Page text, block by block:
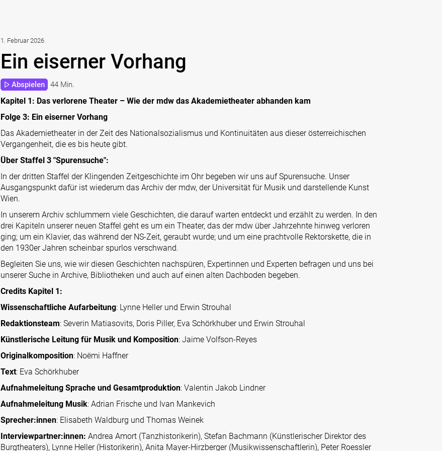
1. Februar 2026
Ein eiserner Vorhang
Abspielen 44 Min.
Kapitel 1: Das verlorene Theater – Wie der mdw das Akademietheater abhanden kam
Folge 3: Ein eiserner Vorhang
Das Akademietheater in der Zeit des Nationalsozialismus und Kontinuitäten aus dieser österreichischen
Vergangenheit, die es bis heute gibt.
Über Staffel 3 "Spurensuche":
In der dritten Staffel der Klingenden Zeitgeschichte im Ohr begeben wir uns auf Spurensuche. Unser
Ausgangspunkt dafür ist wiederum das Archiv der mdw, der Universität für Musik und darstellende Kunst
Wien.
In unserem Archiv schlummern viele Geschichten, die darauf warten entdeckt und erzählt zu werden. In den
drei Kapiteln unserer neuen Staffel geht es um ein Theater, das der mdw über Jahrzehnte hinweg verloren
ging; um ein Klavier, das während der NS-Zeit, geraubt wurde; und um eine prachtvolle Rektorskette, die in
den 1930er Jahren scheinbar spurlos verschwand.
Begleiten Sie uns, wie wir diesen Geschichten nachspüren, Expertinnen und Experten befragen und uns bei
unserer Suche in Archive, Bibliotheken und auch auf einen alten Dachboden begeben.
Credits Kapitel 1:
Wissenschaftliche Aufarbeitung: Lynne Heller und Erwin Strouhal
Redaktionsteam: Severin Matiasovits, Doris Piller, Eva Schörkhuber und Erwin Strouhal
Künstlerische Leitung für Musik und Komposition: Jaime Volfson-Reyes
Originalkomposition: Noëmi Haffner
Text: Eva Schörkhuber
Aufnahmeleitung Sprache und Gesamtproduktion: Valentin Jakob Lindner
Aufnahmeleitung Musik: Adrian Frische und Ivan Mankevich
Sprecher:innen: Elisabeth Waldburg und Thomas Weinek
Interviewpartner:innen: Andrea Amort (Tanzhistorikerin), Stefan Bachmann (Künstlerischer Direktor des
Burgtheaters), Lynne Heller (Historikerin), Anita Mayer-Hirzberger (Musikwissenschaftlerin), Peter Roessler